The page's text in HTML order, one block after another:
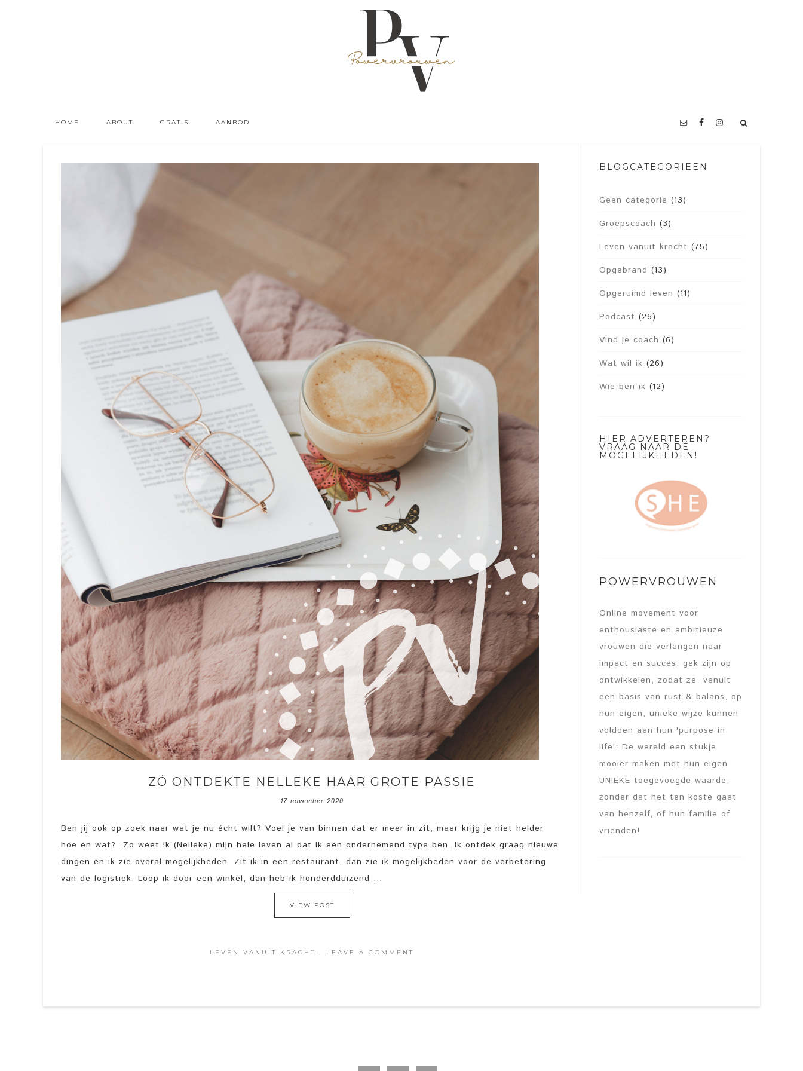
HOME ABOUT GRATIS AANBOD
ZÓ ONTDEKTE NELLEKE HAAR GROTE PASSIE
17 november 2020
Ben jij ook op zoek naar wat je nu écht wilt? Voel je van binnen dat er meer in zit, maar krijg je niet helder
hoe en wat? Zo weet ik (Nelleke) mijn hele leven al dat ik een ondernemend type ben. Ik ontdek graag nieuwe
dingen en ik zie overal mogelijkheden. Zit ik in een restaurant, dan zie ik mogelijkheden voor de verbetering
van de logistiek. Loop ik door een winkel, dan heb ik honderdduizend ...
VIEW POST
LEVEN VANUIT KRACHT · LEAVE A COMMENT
BLOGCATEGORIEËN
Geen categorie (13)
Groepscoach (3)
Leven vanuit kracht (75)
Opgebrand (13)
Opgeruimd leven (11)
Podcast (26)
Vind je coach (6)
Wat wil ik (26)
Wie ben ik (12)
HIER ADVERTEREN?
VRAAG NAAR DE
MOGELIJKHEDEN!
POWERVROUWEN
Online movement voor
enthousiaste en ambitieuze
vrouwen die verlangen naar
impact en succes, gek zijn op
ontwikkelen, zodat ze, vanuit
een basis van rust & balans, op
hun eigen, unieke wijze kunnen
voldoen aan hun 'purpose in
life': De wereld een stukje
mooier maken met hun eigen
UNIEKE toegevoegde waarde,
zonder dat het ten koste gaat
van henzelf, of hun familie of
vrienden!